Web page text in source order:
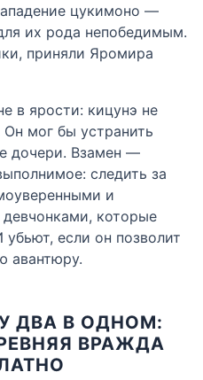
цукимоно —
их рода непобедимым.
приняли Яромира
в ярости: кицунэ не
мог бы устранить
дочери. Взамен —
следить за
и
которые
если он позволит
авантюру.
ДВА В ОДНОМ:
ВРАЖДА